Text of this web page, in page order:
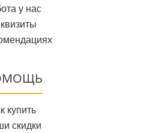
у нас
купить
скидки